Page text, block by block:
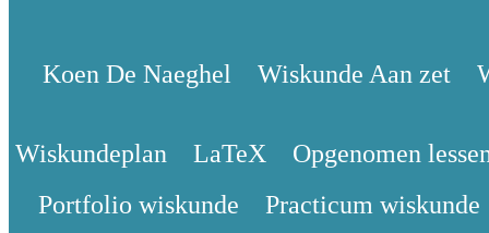
Koen De Naeghel Wiskunde Aan zet
Wiskundeplan
LaTeX
Opgenomen
Portfolio wiskunde
Practicum wiskunde